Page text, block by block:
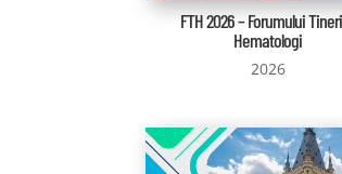
FTH 2026 – Forumului
Hematologi
2026